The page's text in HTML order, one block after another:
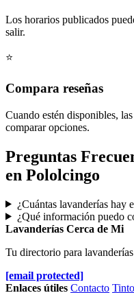
Los horarios publicados
salir.
⭐
Compara reseñas
Cuando estén disponibles,
comparar opciones.
Preguntas
en Pololcingo
¿Cuántas lavanderías hay
¿Qué información puedo
Lavanderías Cerca de Mi
Tu directorio para
[email protected]
Enlaces útiles Contacto